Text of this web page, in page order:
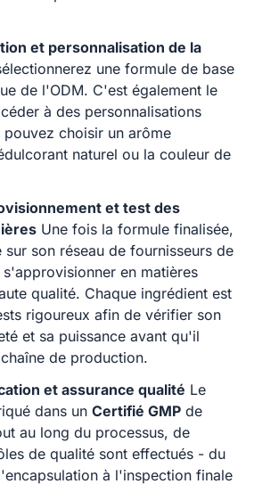
et personnalisation de la
une formule de base
de l'ODM. C'est également le
à des personnalisations
pouvez choisir un arôme
naturel ou la couleur de
et test des
Une fois la formule finalisée,
son réseau de fournisseurs de
en matières
qualité. Chaque ingrédient est
rigoureux afin de vérifier son
et sa puissance avant qu'il
de production.
et assurance qualité Le
dans un Certifié GMP de
au long du processus, de
de qualité sont effectués - du
à l'inspection finale